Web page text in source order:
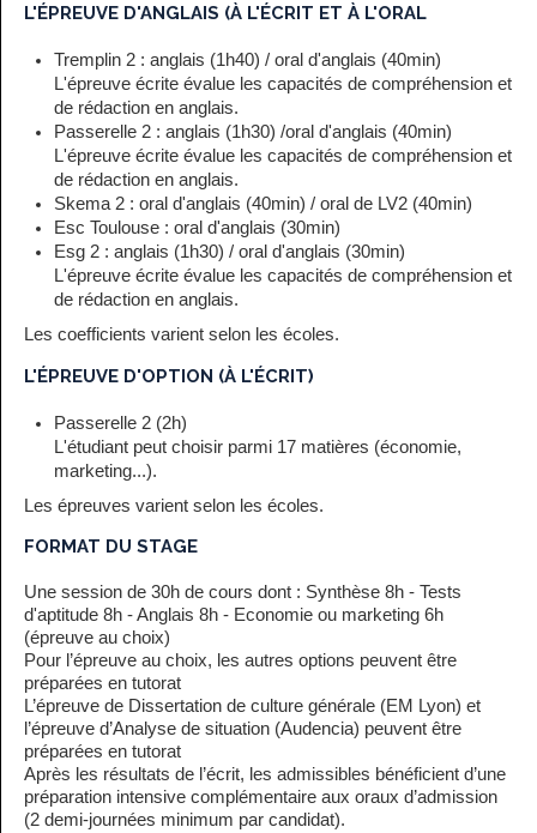
L'ÉPREUVE D'ANGLAIS (À L'ÉCRIT ET À L'ORAL
Tremplin 2 : anglais (1h40) / oral d'anglais (40min)
L'épreuve écrite évalue les capacités de compréhension et
de rédaction en anglais.
Passerelle 2 : anglais (1h30) /oral d'anglais (40min)
L'épreuve écrite évalue les capacités de compréhension et
de rédaction en anglais.
Skema 2 : oral d'anglais (40min) / oral de LV2 (40min)
Esc Toulouse : oral d'anglais (30min)
Esg 2 : anglais (1h30) / oral d'anglais (30min)
L'épreuve écrite évalue les capacités de compréhension et
de rédaction en anglais.
Les coefficients varient selon les écoles.
L'ÉPREUVE D'OPTION (À L'ÉCRIT)
Passerelle 2 (2h)
L'étudiant peut choisir parmi 17 matières (économie,
marketing...).
Les épreuves varient selon les écoles.
FORMAT DU STAGE
Une session de 30h de cours dont : Synthèse 8h - Tests
d'aptitude 8h - Anglais 8h - Economie ou marketing 6h
(épreuve au choix)
Pour l’épreuve au choix, les autres options peuvent être
préparées en tutorat
L’épreuve de Dissertation de culture générale (EM Lyon) et
l’épreuve d’Analyse de situation (Audencia) peuvent être
préparées en tutorat
Après les résultats de l’écrit, les admissibles bénéficient d’une
préparation intensive complémentaire aux oraux d’admission
(2 demi-journées minimum par candidat).